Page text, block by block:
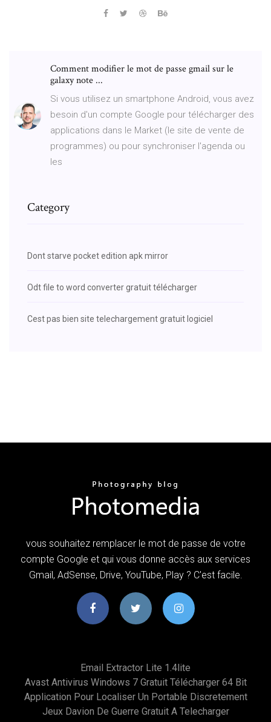
Comment modifier le mot de passe gmail sur le
galaxy note ...
Si vous utilisez un smartphone Android, vous avez
besoin d'un compte Google pour télécharger des
applications dans le Market (le site de vente de
programmes) ou pour synchroniser l'agenda ou
les
Category
Dont starve pocket edition apk mirror
Odt file to word converter gratuit télécharger
Cest pas bien site telechargement gratuit logiciel
vous souhaitez remplacer le mot de passe de votre
compte Google et qui vous donne accès aux services
Gmail, AdSense, Drive, YouTube, Play ? C'est facile.
Email Extractor Lite 1.4lite
Avast Antivirus Windows 7 Gratuit Télécharger 64 Bit
Application Pour Localiser Un Portable Discretement
Jeux Davion De Guerre Gratuit A Telecharger